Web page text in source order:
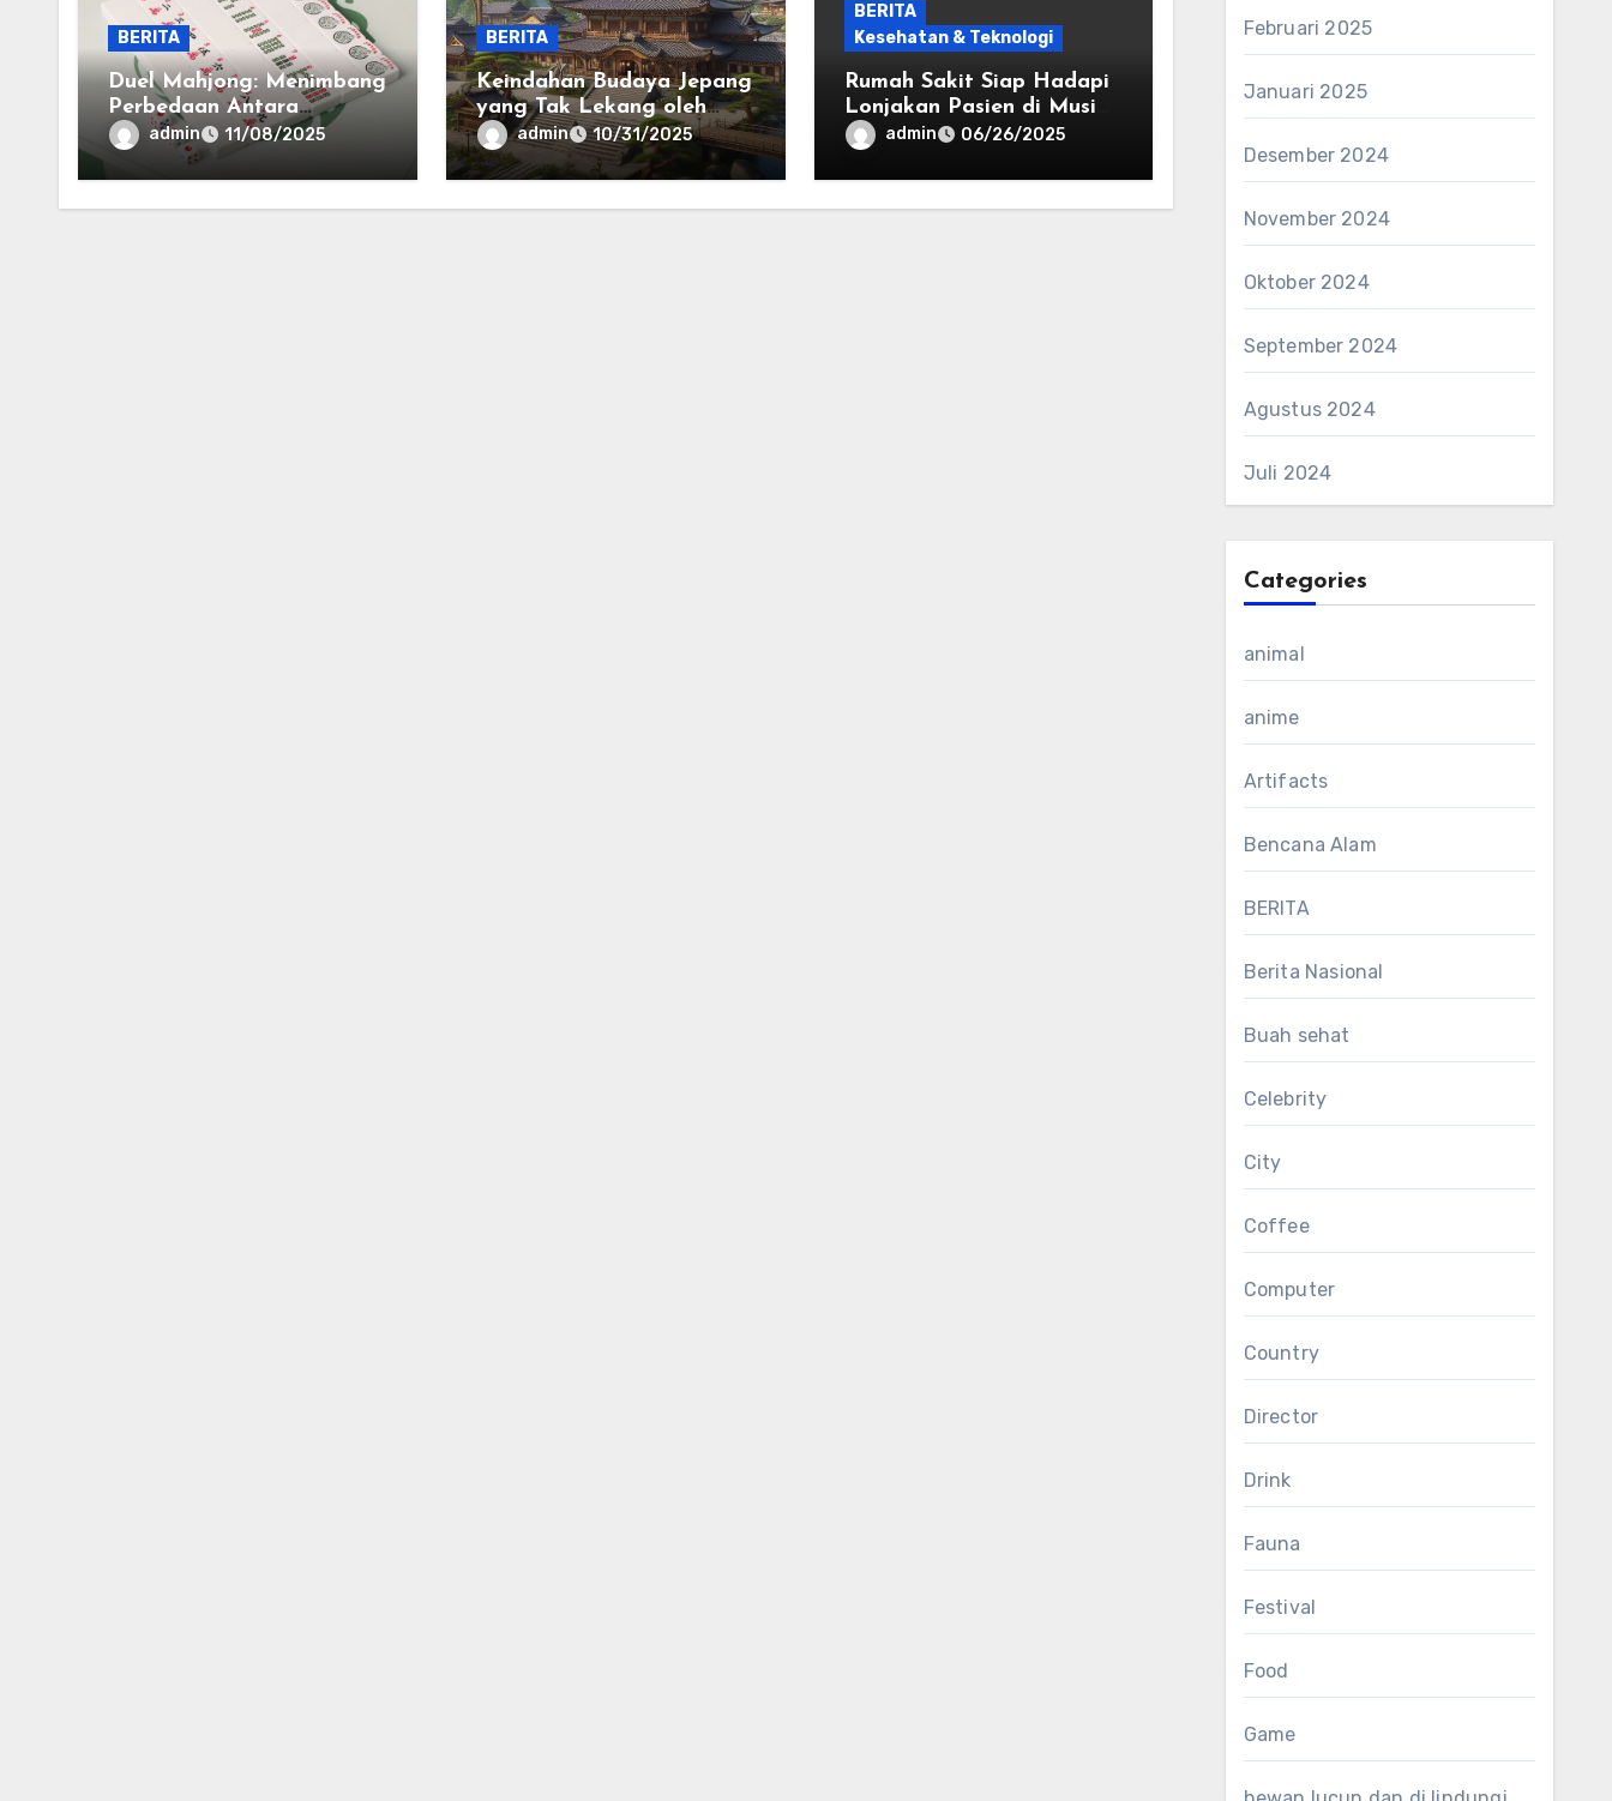
BERITA
Duel Mahjong: Menimbang
Perbedaan Antara
Bermain Online dan Tatap
Muka
admin 11/08/2025
BERITA
Keindahan Budaya Jepang
yang Tak Lekang oleh
Waktuadmin 10/31/2025
BERITA
Kesehatan & Teknologi
Rumah Sakit Siap Hadapi
Lonjakan Pasien di Musim
Hujan dengan
Peningkatan Kapasitas
admin 06/26/2025
Februari 2025
Januari 2025
Desember 2024
November 2024
Oktober 2024
September 2024
Agustus 2024
Juli 2024
Categories
animal
anime
Artifacts
Bencana Alam
BERITA
Berita Nasional
Buah sehat
Celebrity
City
Coffee
Computer
Country
Director
Drink
Fauna
Festival
Food
Game